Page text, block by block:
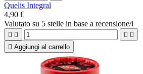
Quelis Integral
4,90 €
Valutato su 5 stelle in base a recensione/i
   
 Aggiungi al carrello